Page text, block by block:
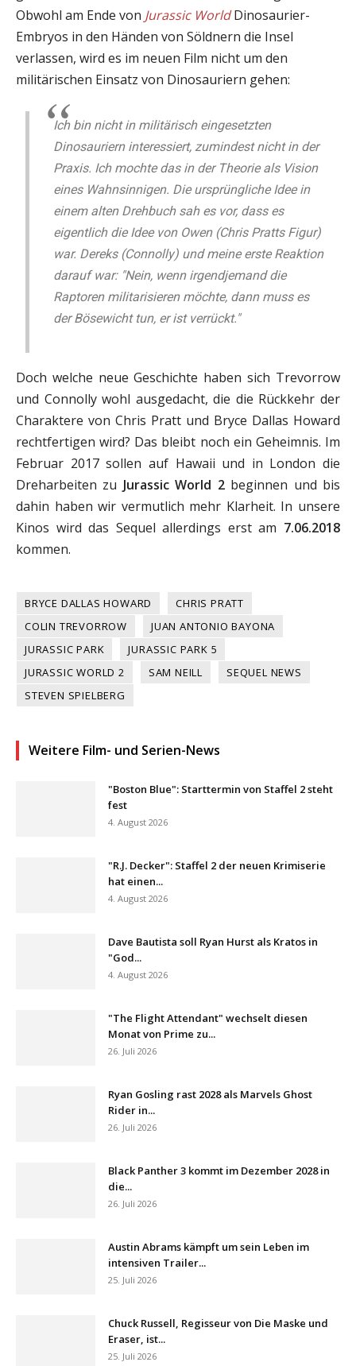
Obwohl am Ende von Jurassic WorldDinosaurier-
Embryos in den Händen von Söldnern die Insel
verlassen, wird es im neuen Film nicht um den
militärischen Einsatz von Dinosauriern gehen:
Ich bin nicht in militärisch eingesetzten
Dinosauriern interessiert, zumindest nicht in der
Praxis. Ich mochte das in der Theorie als Vision
eines Wahnsinnigen. Die ursprüngliche Idee in
einem alten Drehbuch sah es vor, dass es
eigentlich die Idee von Owen (Chris Pratts Figur)
war. Dereks (Connolly) und meine erste Reaktion
darauf war: "Nein, wenn irgendjemand die
Raptoren militarisieren möchte, dann muss es
der Bösewicht tun, er ist verrückt."
Doch welche neue Geschichte haben sich Trevorrow
und Connolly wohl ausgedacht, die die Rückkehr der
Charaktere von Chris Pratt und Bryce Dallas Howard
rechtfertigen wird? Das bleibt noch ein Geheimnis. Im
Februar 2017 sollen auf Hawaii und in London die
Dreharbeiten zu Jurassic World 2beginnen und bis
dahin haben wir vermutlich mehr Klarheit. In unsere
Kinos wird das Sequel allerdings erst am 7.06.2018
kommen.
BRYCE DALLAS HOWARD
CHRIS PRATT
COLIN TREVORROW
JUAN ANTONIO BAYONA
JURASSIC PARK
JURASSIC PARK 5
JURASSIC WORLD 2
SAM NEILL
SEQUEL NEWS
STEVEN SPIELBERG
Weitere Film- und Serien-News
"Boston Blue": Starttermin von Staffel 2 steht
fest
4. August 2026
"R.J. Decker": Staffel 2 der neuen Krimiserie
hat einen...
4. August 2026
Dave Bautista soll Ryan Hurst als Kratos in
"God...
4. August 2026
"The Flight Attendant" wechselt diesen
Monat von Prime zu...
26. Juli 2026
Ryan Gosling rast 2028 als Marvels Ghost
Rider in...
26. Juli 2026
Black Panther 3 kommt im Dezember 2028 in
die...
26. Juli 2026
Austin Abrams kämpft um sein Leben im
intensiven Trailer...
25. Juli 2026
Chuck Russell, Regisseur von Die Maske und
Eraser, ist...
25. Juli 2026